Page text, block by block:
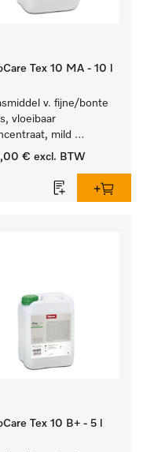
Tex 10 MA - 10 l
v. fijne/bonte
vloeibaar
mild
10 l voor het
textiel.
€ excl. BTW
Tex 10 B+ - 5 l